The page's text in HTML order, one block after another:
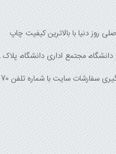
روز دنیا با بالاترین کیفیت چاپ
مجتمع اداری دانشگاه، پلاک 158 واحد 3
شماره تلفن 02166175070 تماس حاصل فرمایید)